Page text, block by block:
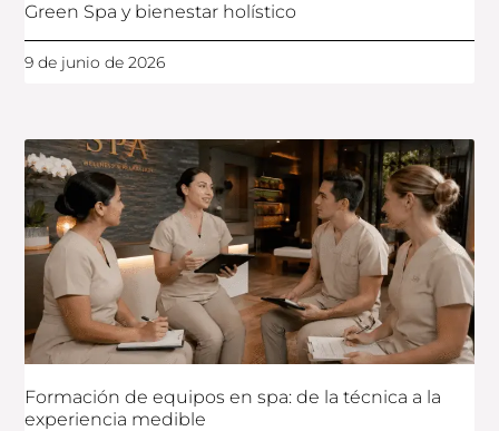
Green Spa y bienestar holístico
9 de junio de 2026
Formación de equipos en spa: de la técnica a la
experiencia medible